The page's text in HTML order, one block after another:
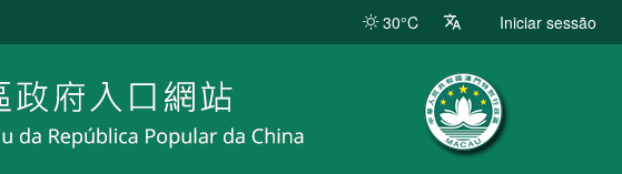
30°C Iniciar sessão